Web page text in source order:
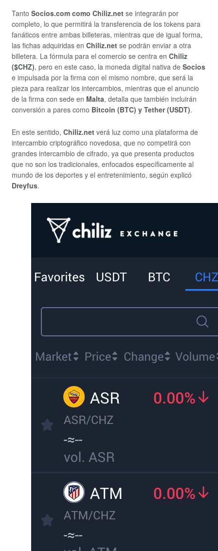
Tanto Socios.com como Chiliz.net se integrarán por
completo, lo que permitirá la transferencia de los tokens para
fanáticos entre ambas billeteras, mientras que de igual forma,
las fichas adquiridas en Chiliz.net se podrán enviar a otra
billetera. La fórmula para el comercio se centra en Chiliz
($CHZ), pero en este caso, la moneda digital nativa de Socios
e impulsada por la firma con el mismo nombre, que será la
pieza para realizar los intercambios, mientras que el anuncio
de la firma con sede en Malta, detalla que también incluirán
conversión a pares como Bitcoin (BTC) y Tether (USDT).
En este sentido, Chiliz.net verá luz como una plataforma de
intercambio criptográfico novedosa, que no competirá con
grandes intercambio de cifrado, ya que presenta productos
que no son los tradicionales, enfocados específicamente al
mundo de los deportes y el entretenimiento, según explicó
Dreyfus.